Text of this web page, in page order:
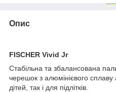
Опис
FISCHER Vivid Jr
Стабільна та збалансована
черешок з алюмінієвого
дітей, так і для підлітків.